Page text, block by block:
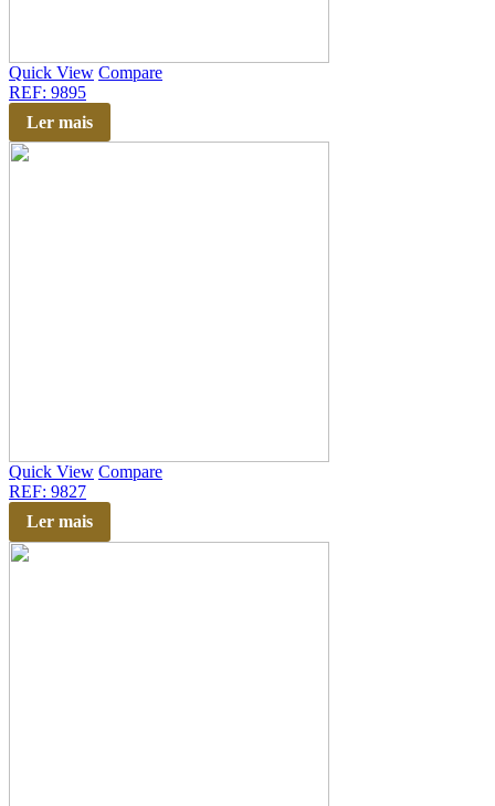
Quick View Compare
REF: 9895
Ler mais
Quick View Compare
REF: 9827
Ler mais